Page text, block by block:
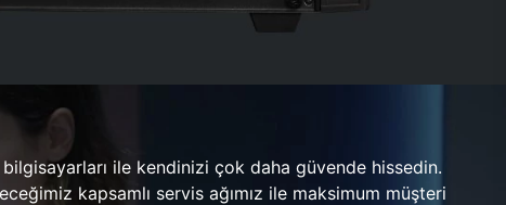
ile kendinizi çok daha güvende hissedin.
kapsamlı servis ağımız ile maksimum müşteri